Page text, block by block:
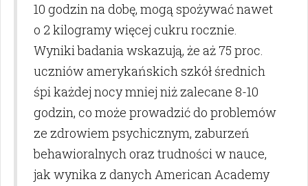
10 godzin na dobę, mogą spożywać nawet
o 2 kilogramy więcej cukru rocznie.
Wyniki badania wskazują, że aż 75 proc.
uczniów amerykańskich szkół średnich
śpi każdej nocy mniej niż zalecane 8-10
godzin, co może prowadzić do problemów
ze zdrowiem psychicznym, zaburzeń
behawioralnych oraz trudności w nauce,
jak wynika z danych American Academy